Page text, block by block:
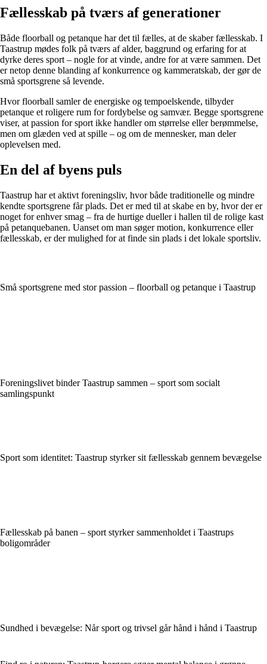
Fællesskab på tværs af generationer
Både floorball og petanque har det til fælles, at de skaber fællesskab. I
Taastrup mødes folk på tværs af alder, baggrund og erfaring for at
dyrke deres sport – nogle for at vinde, andre for at være sammen. Det
er netop denne blanding af konkurrence og kammeratskab, der gør de
små sportsgrene så levende.
Hvor floorball samler de energiske og tempoelskende, tilbyder
petanque et roligere rum for fordybelse og samvær. Begge sportsgrene
viser, at passion for sport ikke handler om størrelse eller berømmelse,
men om glæden ved at spille – og om de mennesker, man deler
oplevelsen med.
En del af byens puls
Taastrup har et aktivt foreningsliv, hvor både traditionelle og mindre
kendte sportsgrene får plads. Det er med til at skabe en by, hvor der er
noget for enhver smag – fra de hurtige dueller i hallen til de rolige kast
på petanquebanen. Uanset om man søger motion, konkurrence eller
fællesskab, er der mulighed for at finde sin plads i det lokale sportsliv.
Små sportsgrene med stor passion – floorball og petanque i Taastrup
Foreningslivet binder Taastrup sammen – sport som socialt
samlingspunkt
Sport som identitet: Taastrup styrker sit fællesskab gennem bevægelse
Fællesskab på banen – sport styrker sammenholdet i Taastrups
boligområder
Sundhed i bevægelse: Når sport og trivsel går hånd i hånd i Taastrup